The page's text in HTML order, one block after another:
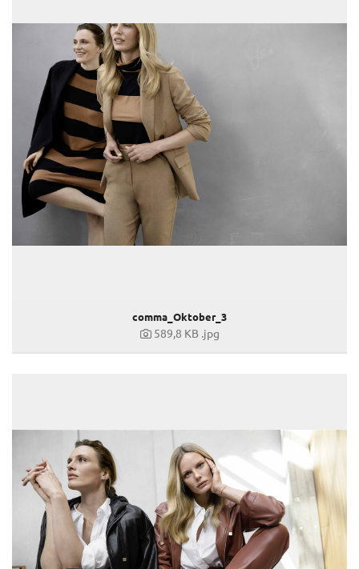
comma_Oktober_3
589,8 KB .jpg